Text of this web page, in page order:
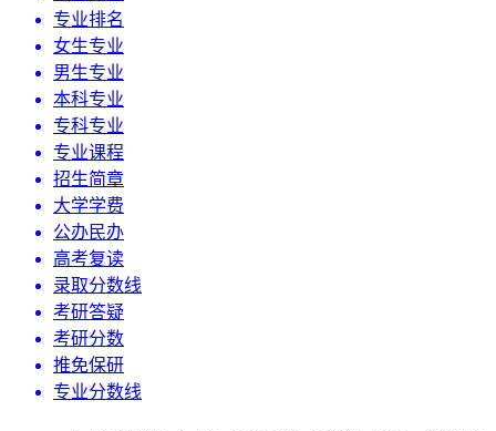
专业排名
女生专业
男生专业
本科专业
专科专业
专业课程
招生简章
大学学费
公办民办
高考复读
录取分数线
考研答疑
考研分数
推免保研
专业分数线